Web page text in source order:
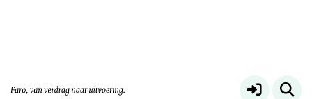
gemaakt voor andere leden van Platform Faro